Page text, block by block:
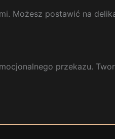
Możesz postawić na
przekazu.